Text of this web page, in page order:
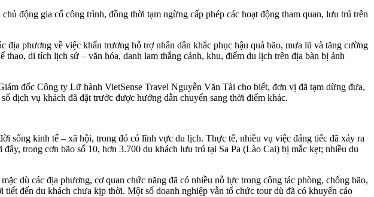
động gia cố công trình, đồng thời tạm ngừng cấp phép các hoạt động tham quan, lưu trú trên
phương về việc khẩn trương hỗ trợ nhân dân khắc phục hậu quả bão, mưa lũ và tăng cường
di tích lịch sử – văn hóa, danh lam thắng cảnh, khu, điểm du lịch trên địa bàn bị ảnh
đốc Công ty Lữ hành VietSense Travel Nguyễn Văn Tài cho biết, đơn vị đã tạm dừng đưa,
dịch vụ khách đã đặt trước được hướng dẫn chuyển sang thời điểm khác.
sống kinh tế – xã hội, trong đó có lĩnh vực du lịch. Thực tế, nhiều vụ việc đáng tiếc đã xảy ra
trong cơn bão số 10, hơn 3.700 du khách lưu trú tại Sa Pa (Lào Cai) bị mắc kẹt; nhiều du
dù các địa phương, cơ quan chức năng đã có nhiều nỗ lực trong công tác phòng, chống bão,
đến du khách chưa kịp thời. Một số doanh nghiệp vẫn tổ chức tour dù đã có khuyến cáo